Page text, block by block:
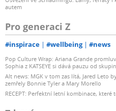
autem
Pro generaci Z
#inspirace #wellbeing #news
Pop Culture Wrap: Ariana Grande
Sophia z KATSEYE si dává pauzu od
Alt news: MGK v tom zas lítá, Jared Leto
zemřely Bonnie Tyler a Mary Morello
RECEPT: Perfektní letní kombinace,